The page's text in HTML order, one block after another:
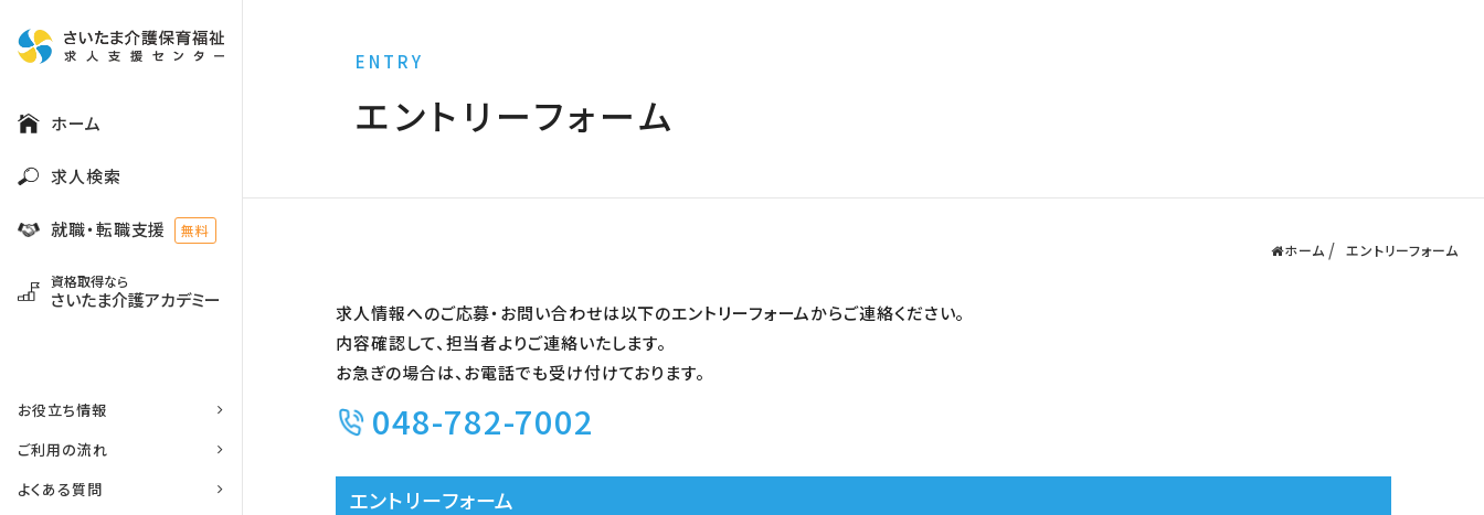
ホーム
求人検索
就職・転職支援 無料
資格取得なら
さいたま介護アカデミー
お役立ち情報
ご利用の流れ
よくある質問
ENTRY
エントリーフォーム
ホーム エントリーフォーム
求人情報へのご応募・お問い合わせは以下のエントリーフォームからご連絡ください。
内容確認して、担当者よりご連絡いたします。
お急ぎの場合は、お電話でも受け付けております。
048-782-7002
エントリーフォーム